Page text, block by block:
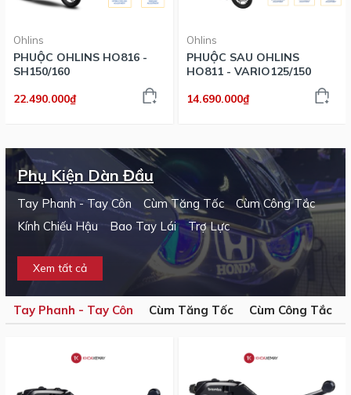
Ohlins
PHUỘC OHLINS HO816 -
SH150/160
22.490.000₫
Ohlins
PHUỘC SAU OHLINS
HO811 - VARIO125/150
14.690.000₫
Phụ Kiện Dàn Đầu
Tay Phanh - Tay Côn Cùm Tăng Tốc
Cùm Công Tắc
Kính Chiếu Hậu
Bao Tay Lái Trợ Lực
Xem tất cả
Tay Phanh - Tay Côn Cùm Tăng Tốc Cùm Công Tắc